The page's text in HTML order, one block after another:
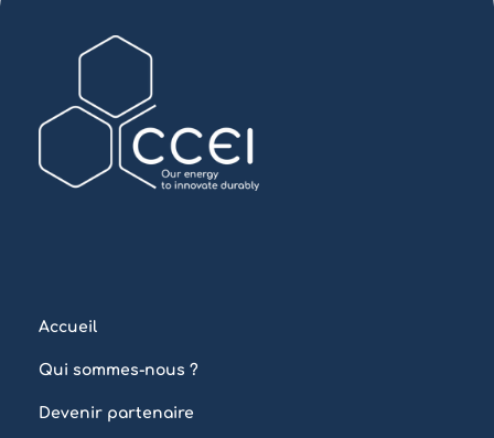
Accueil
Qui sommes-nous ?
Devenir partenaire